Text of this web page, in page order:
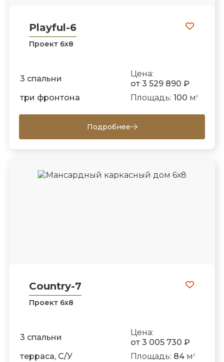
Playful-6
Проект 6х8
3 спальни
Цена:
от 3 529 890 ₽
три фронтона
Площадь: 100 м 2
Подробнее
Country-7
Проект 6х8
3 спальни
Цена:
от 3 005 730 ₽
терраса, С/У
Площадь: 84м 2